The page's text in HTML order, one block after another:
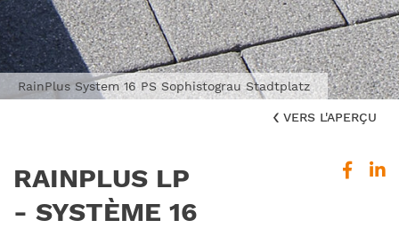
RainPlus System 16 PS Sophistograu Stadtplatz
VERS L'APERÇU
RAINPLUS LP
- SYSTÈME 16